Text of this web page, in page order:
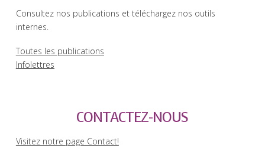
Consultez nos publications et téléchargez nos outils
internes.
Toutes les publications
Infolettres
CONTACTEZ-NOUS
Visitez notre page Contact!